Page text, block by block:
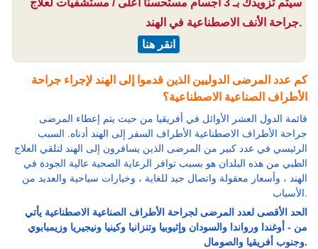
سيتم تزويدك بـ 3 أجسام مستحسنًا أعلى / مستشفيات لعلاج
جراحة الأنف الاصطناعية في الهند.
انقر هنا
كم عدد المرضى الدوليين الذين قدموا إلى الهند لإجراء جراحة
الأطراف الصناعية الاصطناعية؟
قائمة الدول العشر الأوائل في أفريقيا من حيث يتم إعطاء المرضى
جراحة الأطراف الاصطناعية الأطراف السفر إلى الهند أدناه. السبب
الرئيسي في عدد كبير من المرضى الذين يسافرون إلى الهند لتلقي العلاج
الطبي من هذه البلدان هو بسبب توافر الرعاية الصحية عالية الجودة في
الهند ، وأسعار معقولة واتصال جيد للغاية ، وخيارات سياحية والعديد من
الأسباب.
الحد الأقصى لعدد المرضى لجراحة الأطراف الصناعية الاصطناعية يأتي
من - أوغندا ورواندا والسودان وإثيوبيا وتنزانيا وكينيا ونيجيريا وزيمبابوي
وجنوب أفريقيا والصومال.